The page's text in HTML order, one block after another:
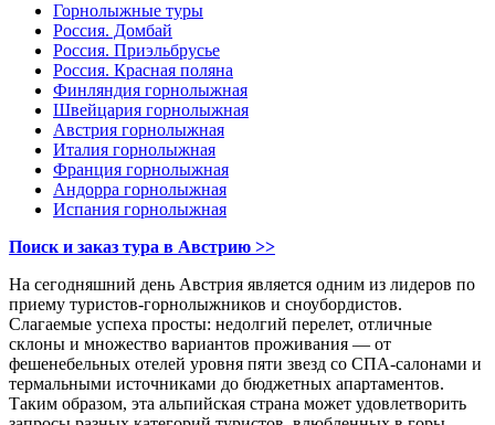
Горнолыжные туры
Россия. Домбай
Россия. Приэльбрусье
Россия. Красная поляна
Финляндия горнолыжная
Швейцария горнолыжная
Австрия горнолыжная
Италия горнолыжная
Франция горнолыжная
Андорра горнолыжная
Испания горнолыжная
Поиск и заказ тура в Австрию >>
На сегодняшний день Австрия является одним из лидеров по
приему туристов-горнолыжников и сноубордистов.
Слагаемые успеха просты: недолгий перелет, отличные
склоны и множество вариантов проживания — от
фешенебельных отелей уровня пяти звезд со СПА-салонами и
термальными источниками до бюджетных апартаментов.
Таким образом, эта альпийская страна может удовлетворить